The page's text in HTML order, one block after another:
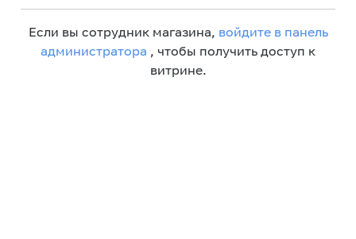
Если вы сотрудник магазина, войдите в панель
администратора , чтобы получить доступ к
витрине.